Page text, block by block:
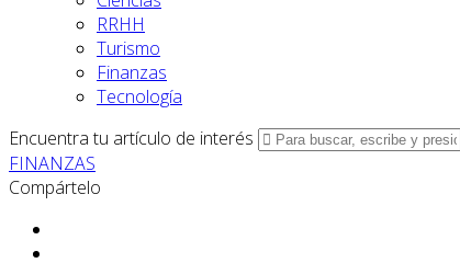
RRHH
Turismo
Finanzas
Tecnología
Encuentra tu artículo de interés
FINANZAS
Compártelo